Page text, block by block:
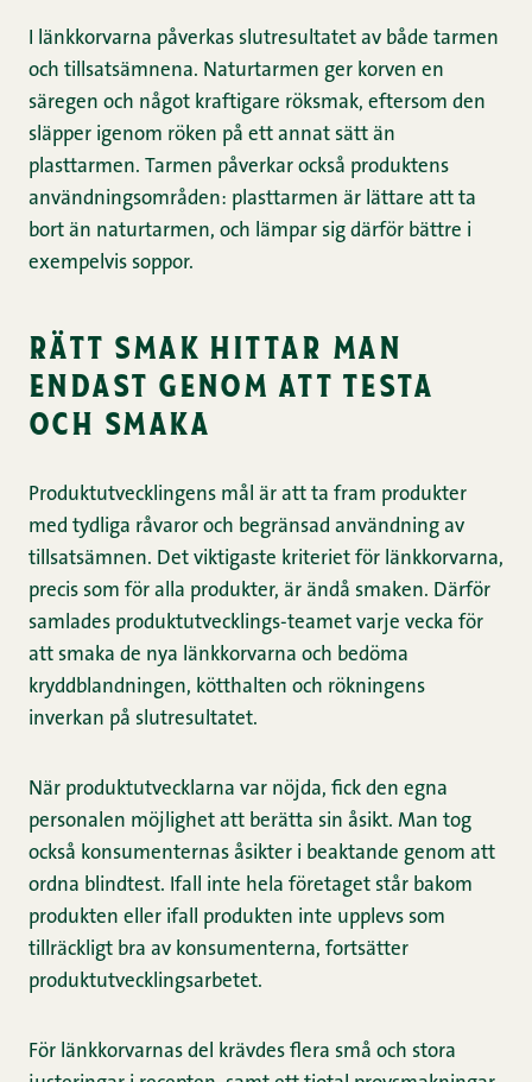
I länkkorvarna påverkas slutresultatet av både tarmen
och tillsatsämnena. Naturtarmen ger korven en
säregen och något kraftigare röksmak, eftersom den
släpper igenom röken på ett annat sätt än
plasttarmen. Tarmen påverkar också produktens
användningsområden: plasttarmen är lättare att ta
bort än naturtarmen, och lämpar sig därför bättre i
exempelvis soppor.
rätt smak hittar man
endast genom att testa
och smaka
Produktutvecklingens mål är att ta fram produkter
med tydliga råvaror och begränsad användning av
tillsatsämnen. Det viktigaste kriteriet för länkkorvarna,
precis som för alla produkter, är ändå smaken. Därför
samlades produktutvecklings-teamet varje vecka för
att smaka de nya länkkorvarna och bedöma
kryddblandningen, kötthalten och rökningens
inverkan på slutresultatet.
När produktutvecklarna var nöjda, fick den egna
personalen möjlighet att berätta sin åsikt. Man tog
också konsumenternas åsikter i beaktande genom att
ordna blindtest. Ifall inte hela företaget står bakom
produkten eller ifall produkten inte upplevs som
tillräckligt bra av konsumenterna, fortsätter
produktutvecklingsarbetet.
För länkkorvarnas del krävdes flera små och stora